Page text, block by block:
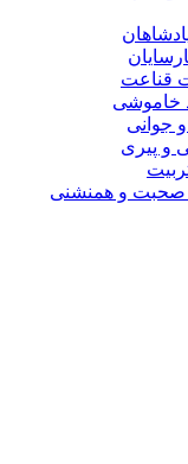
همنشنى